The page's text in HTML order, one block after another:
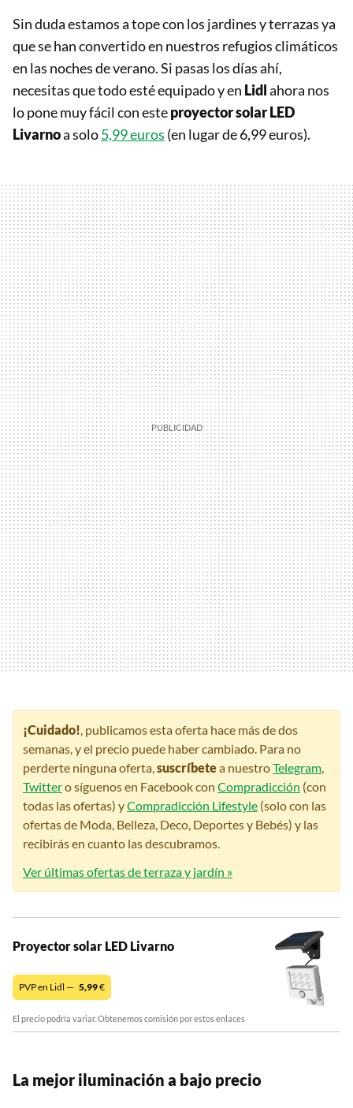
Sin duda estamos a tope con los jardines y terrazas ya
que se han convertido en nuestros refugios climáticos
en las noches de verano. Si pasas los días ahí,
necesitas que todo esté equipado y en Lidlahora nos
lo pone muy fácil con esteproyector solar LED
Livarnoa solo5,99 euros (en lugar de 6,99 euros).
¡Cuidado!, publicamos esta oferta hace más de dos
semanas, y el precio puede haber cambiado. Para no
perderte ninguna oferta,suscríbetea nuestroTelegram,
Twittero síguenos en Facebook con Compradicción (con
todas las ofertas) yCompradicción Lifestyle (solo con las
ofertas de Moda, Belleza, Deco, Deportes y Bebés) y las
recibirás en cuanto las descubramos.
Ver últimas ofertas de terraza y jardín »
Proyector solar LED Livarno
PVP en Lidl — 5,99€
El precio podría variar. Obtenemos comisión por estos enlaces
La mejor iluminación a bajo precio